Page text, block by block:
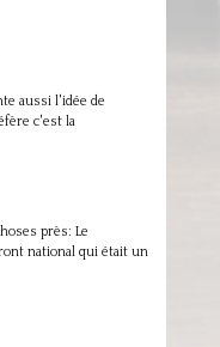
aussi l'idée de
c'est la
près: Le
national qui était un